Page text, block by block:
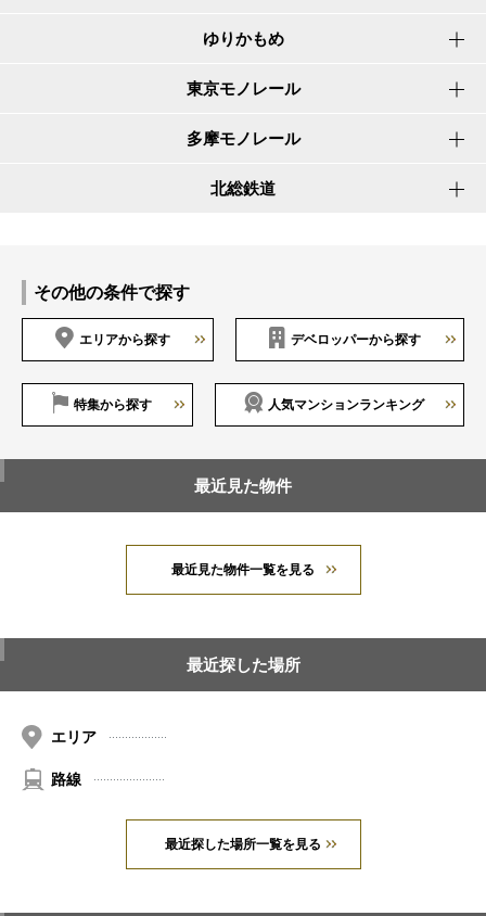
ゆりかもめ
東京モノレール
多摩モノレール
北総鉄道
その他の条件で探す
エリアから探す デベロッパーから探す
特集から探す 人気マンションランキング
最近見た物件
最近見た物件一覧を見る
最近探した場所
エリア
路線
最近探した場所一覧を見る